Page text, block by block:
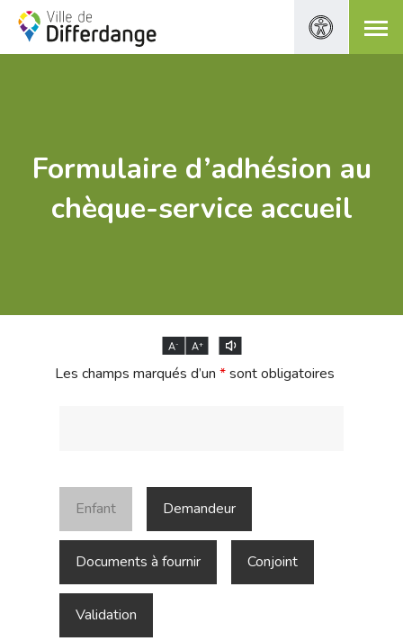
Formulaire d’adhésion au
chèque-service accueil
A- A+
Les champs marqués d’un *sont obligatoires
Enfant Demandeur
Documents à fournir Conjoint
Validation